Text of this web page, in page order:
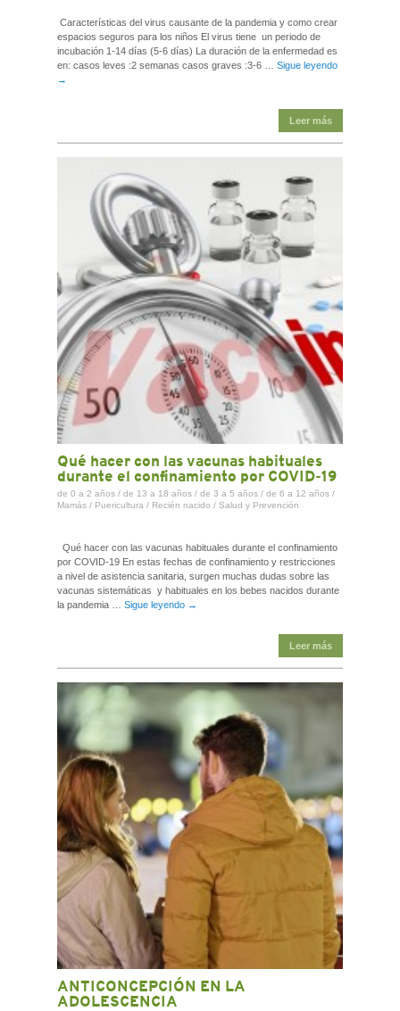
Características del virus causante de la pandemia y como crear
espacios seguros para los niños El virus tiene un periodo de
incubación 1-14 días (5-6 días) La duración de la enfermedad es
en: casos leves :2 semanas casos graves :3-6 … Sigue leyendo
→
Leer más
Qué hacer con las vacunas habituales
durante el confinamiento por COVID-19
de 0 a 2 años / de 13 a 18 años / de 3 a 5 años / de 6 a 12 años /
Mamás / Puericultura / Recién nacido / Salud y Prevención
Qué hacer con las vacunas habituales durante el confinamiento
por COVID-19 En estas fechas de confinamiento y restricciones
a nivel de asistencia sanitaria, surgen muchas dudas sobre las
vacunas sistemáticas y habituales en los bebes nacidos durante
la pandemia … Sigue leyendo →
Leer más
ANTICONCEPCIÓN EN LA
ADOLESCENCIA